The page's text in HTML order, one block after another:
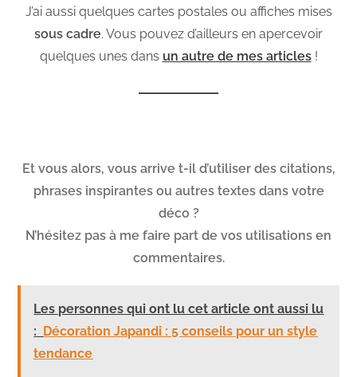
J’ai aussi quelques cartes postales ou affiches mises
sous cadre. Vous pouvez d’ailleurs en apercevoir
quelques unes dans un autre de mes articles!
Et vous alors, vous arrive t-il d’utiliser des citations,
phrases inspirantes ou autres textes dans votre
déco ?
N’hésitez pas à me faire part de vos utilisations en
commentaires.
Les personnes qui ont lu cet article ont aussi lu
: Décoration Japandi : 5 conseils pour un style
tendance